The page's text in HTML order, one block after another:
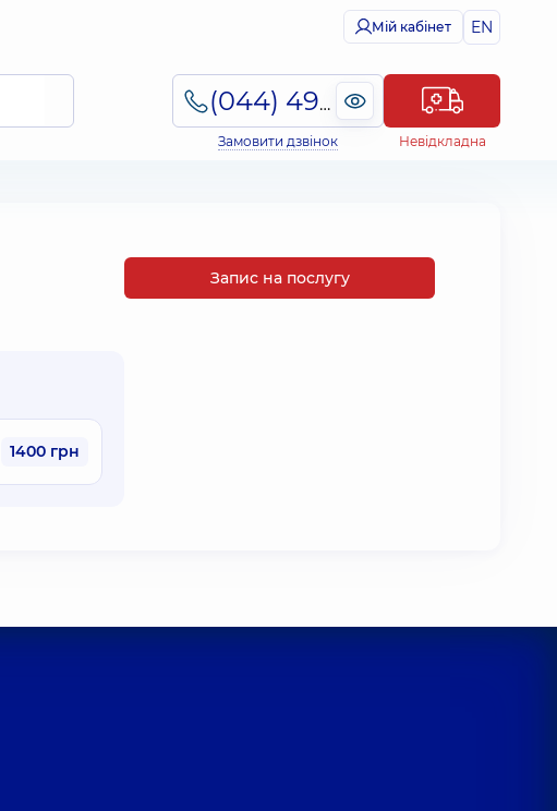
Мій кабінет EN
(044) 495-2-888
Замовити дзвінок Невідкладна
1400 грн
Запис на послугу